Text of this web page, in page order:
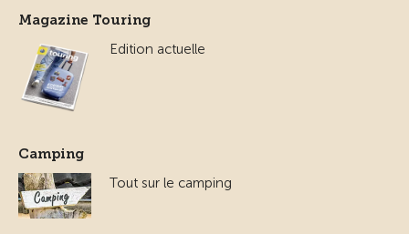
Magazine Touring
Edition actuelle
Camping
Tout sur le camping